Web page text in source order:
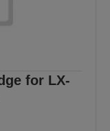
for LX-